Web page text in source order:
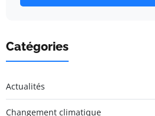
Catégories
Actualités
Changement climatique